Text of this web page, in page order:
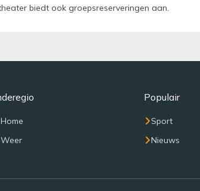
biedt ook groepsreserveringen aan.
Home
Weer
Populair
Sport
Nieuws